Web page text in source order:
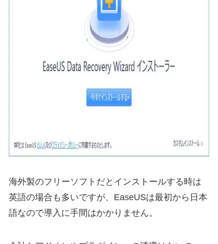
海外製のフリーソフトだとインストールする時は
英語の場合も多いですが、EaseUSは最初から日本
語なので導入に手間はかかりません。